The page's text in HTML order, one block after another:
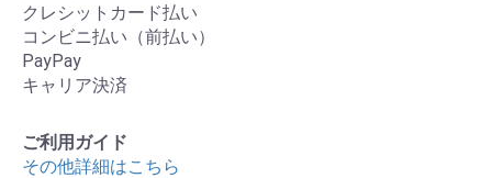
クレシットカード払い
コンビニ払い（前払い）
PayPay
キャリア決済
ご利用ガイド
その他詳細はこちら